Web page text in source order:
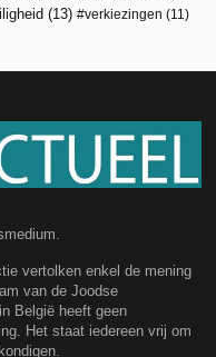
(13) verkiezingen (11)
vertolken enkel de mening
van de Joodse
België heeft geen
Het staat iedereen vrij om